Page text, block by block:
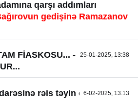
qarşı addımları
gedişinə Ramazanov
25-01-2025, 13:38
FİASKOSU... - BUNUN
6-02-2025, 13:13
rəis təyin olundu